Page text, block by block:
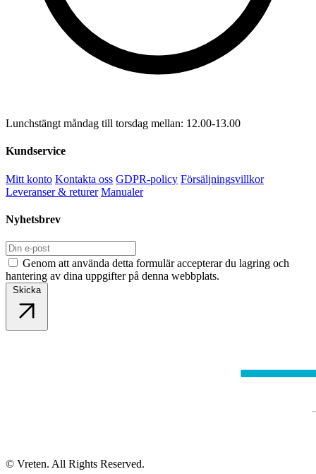
Lunchstängt måndag till torsdag mellan: 12.00-13.00
Kundservice
Mitt konto Kontakta oss GDPR-policy Försäljningsvillkor
Leveranser & returer Manualer
Nyhetsbrev
Genom att använda detta formulär accepterar du lagring och
hantering av dina uppgifter på denna webbplats.
Skicka
© Vreten. All Rights Reserved.